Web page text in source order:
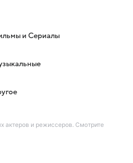
и Сериалы
актеров и режиссеров. Смотрите